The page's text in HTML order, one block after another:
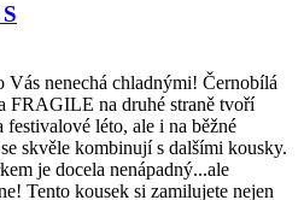
Vás nenechá chladnými! Černobílá
FRAGILE na druhé straně tvoří
léto, ale i na běžné
skvěle kombinují s dalšími kousky.
je docela nenápadný...ale
Tento kousek si zamilujete nejen